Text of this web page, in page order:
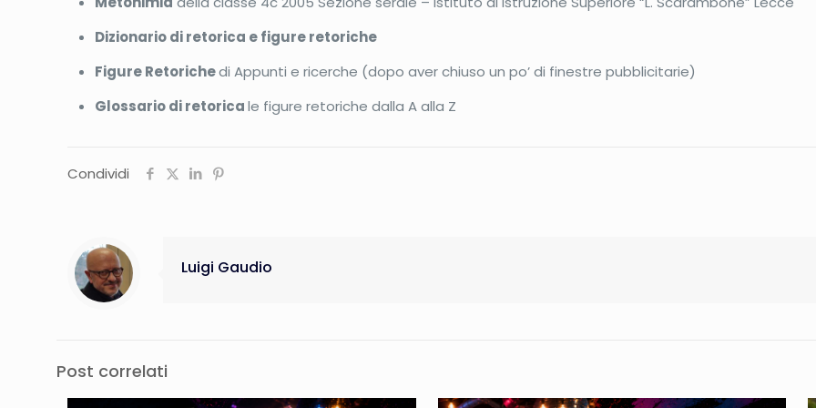
Dizionario di retorica e figure retoriche
Figure Retorichedi Appunti e ricerche (dopo aver chiuso un po’ di finestre pubblicitarie)
Glossario di retoricale figure retoriche dalla A alla Z
Condividi
Luigi Gaudio
Post correlati